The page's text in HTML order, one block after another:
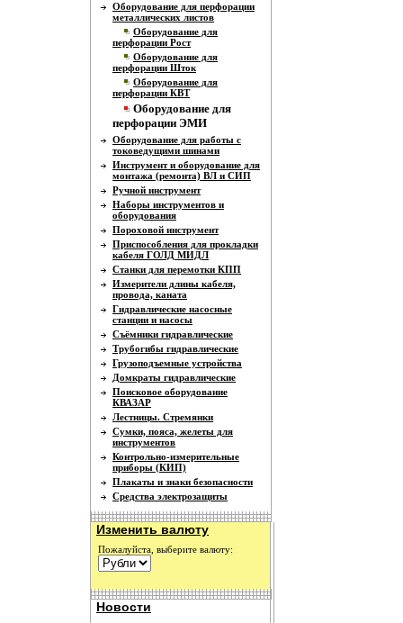
Оборудование для перфорации
металлических листов
Оборудование для
перфорации Рост
Оборудование для
перфорации Шток
Оборудование для
перфорации КВТ
Оборудование для
перфорации ЭМИ
Оборудование для работы с
токоведущими шинами
Инструмент и оборудование для
монтажа (ремонта) ВЛ и СИП
Ручной инструмент
Наборы инструментов и
оборудования
Пороховой инструмент
Приспособления для прокладки
кабеля ГОЛД МИДЛ
Станки для перемотки КПП
Измерители длины кабеля,
провода, каната
Гидравлические насосные
станции и насосы
Съёмники гидравлические
Трубогибы гидравлические
Грузоподъемные устройства
Домкраты гидравлические
Поисковое оборудование
КВАЗАР
Лестницы. Стремянки
Сумки, пояса, желеты для
инструментов
Контрольно-измерительные
приборы (КИП)
Плакаты и знаки безопасности
Средства электрозащиты
Изменить валюту
Пожалуйста, выберите валюту:
Новости